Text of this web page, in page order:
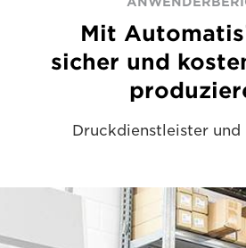
Lösungen & Dienstleistungen
Business-Insights - B2B & Branchen-News
Business Anwenderberichte
Mit
sicher und
Druckdienstleister und